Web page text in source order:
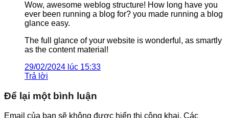
Wow, awesome weblog structure! How long have you
ever been running a blog for? you made running a blog
glance easy.
The full glance of your website is wonderful, as smartly
as the content material!
29/02/2024 lúc 15:33
Trả lời
Để lại một bình luận
Email của bạn sẽ không được hiển thị công khai. Các